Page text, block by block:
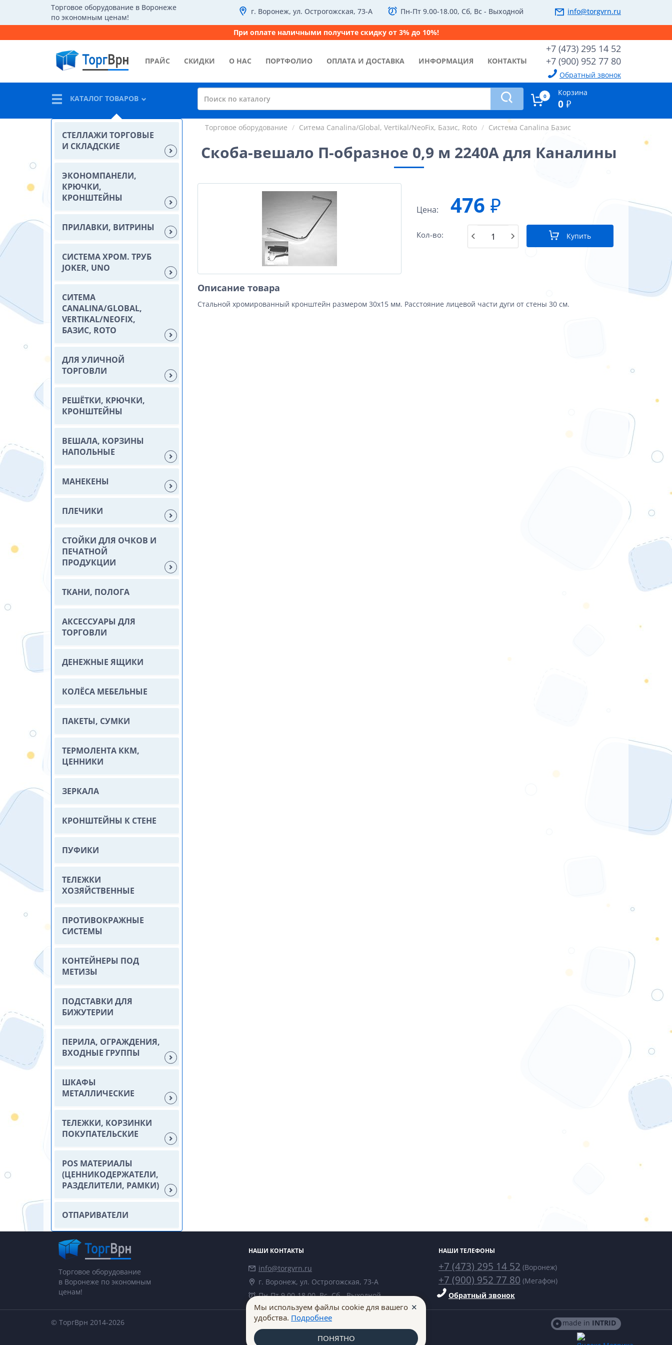
Торговое оборудование в Воронеже
по экономным ценам!
г. Воронеж, ул. Острогожская, 73-А Пн-Пт 9.00-18.00, Сб, Вс - Выходной info@torgvrn.ru
При оплате наличными получите скидку от 3% до 10%!
+7 (473) 295 14 52
+7 (900) 952 77 80
Обратный звонок
ПРАЙС СКИДКИ О НАС ПОРТФОЛИО ОПЛАТА И ДОСТАВКА ИНФОРМАЦИЯ КОНТАКТЫ
0 Корзина
0 ₽
КАТАЛОГ ТОВАРОВ
СТЕЛЛАЖИ ТОРГОВЫЕ
И СКЛАДСКИЕ
ЭКОНОМПАНЕЛИ,
КРЮЧКИ,
КРОНШТЕЙНЫ
ПРИЛАВКИ, ВИТРИНЫ
СИСТЕМА ХРОМ. ТРУБ
JOKER, UNO
СИТЕМА
CANALINA/GLOBAL,
VERTIKAL/NEOFIX,
БАЗИС, ROTO
ДЛЯ УЛИЧНОЙ
ТОРГОВЛИ
РЕШЁТКИ, КРЮЧКИ,
КРОНШТЕЙНЫ
ВЕШАЛА, КОРЗИНЫ
НАПОЛЬНЫЕ
МАНЕКЕНЫ
ПЛЕЧИКИ
СТОЙКИ ДЛЯ ОЧКОВ И
ПЕЧАТНОЙ
ПРОДУКЦИИ
ТКАНИ, ПОЛОГА
АКСЕССУАРЫ ДЛЯ
ТОРГОВЛИ
ДЕНЕЖНЫЕ ЯЩИКИ
КОЛЁСА МЕБЕЛЬНЫЕ
ПАКЕТЫ, СУМКИ
ТЕРМОЛЕНТА ККМ,
ЦЕННИКИ
ЗЕРКАЛА
КРОНШТЕЙНЫ К СТЕНЕ
ПУФИКИ
ТЕЛЕЖКИ
ХОЗЯЙСТВЕННЫЕ
ПРОТИВОКРАЖНЫЕ
СИСТЕМЫ
КОНТЕЙНЕРЫ ПОД
МЕТИЗЫ
ПОДСТАВКИ ДЛЯ
БИЖУТЕРИИ
ПЕРИЛА, ОГРАЖДЕНИЯ,
ВХОДНЫЕ ГРУППЫ
ШКАФЫ
МЕТАЛЛИЧЕСКИЕ
ТЕЛЕЖКИ, КОРЗИНКИ
ПОКУПАТЕЛЬСКИЕ
POS МАТЕРИАЛЫ
(ЦЕННИКОДЕРЖАТЕЛИ,
РАЗДЕЛИТЕЛИ, РАМКИ)
ОТПАРИВАТЕЛИ
Торговое оборудование Ситема Canalina/Global, Vertikal/NeoFix, Базис, Roto Система Canalina Базис
Скоба-вешало П-образное 0,9 м 2240А для Каналины
Цена: 476 ₽
Кол-во: Купить
Описание товара
Стальной хромированный кронштейн размером 30х15 мм. Расстояние лицевой части дуги от стены 30 см.
Торговое оборудование
в Воронеже по экономным
ценам!
НАШИ КОНТАКТЫ
info@torgvrn.ru
г. Воронеж, ул. Острогожская, 73-А
Пн-Пт 9.00-18.00, Вс, Сб - Выходной
НАШИ ТЕЛЕФОНЫ
+7 (473) 295 14 52 (Воронеж)
+7 (900) 952 77 80 (Мегафон)
Обратный звонок
made in INTRID
© ТоргВрн 2014-2026
Мы используем файлы cookie для вашего
удобства. Подробнее
✕
ПОНЯТНО